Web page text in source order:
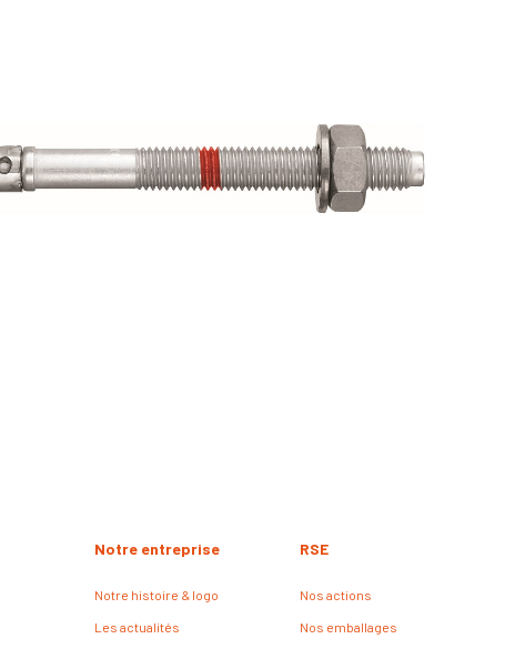
RSE
Nos actions
Nos emballages
Notre entreprise
Notre histoire & logo
Les actualités